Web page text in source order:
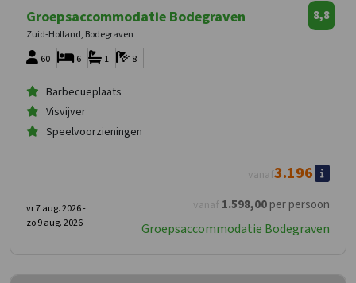
Groepsaccommodatie Bodegraven
Zuid-Holland, Bodegraven
8,8
60 8
1
6
Barbecueplaats
Visvijver
Speelvoorzieningen
vanaf 1.598,00per persoon
vanaf3.196
vr 7 aug. 2026 -
zo 9 aug. 2026
Groepsaccommodatie Bodegraven